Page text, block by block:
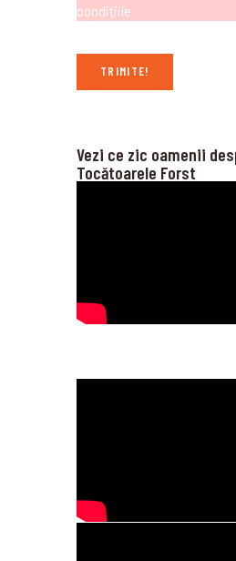
condițiile
Vezi ce zic oamenii
Tocătoarele Forst